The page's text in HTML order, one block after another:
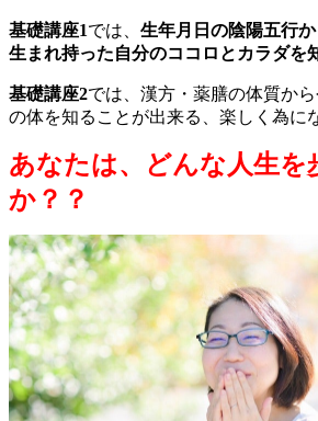
基礎講座1では、 生年月日の陰陽五行か
生まれ持った自分のココロとカラダを
基礎講座2では、漢方・薬膳の体質か
の体を知ることが出来る、楽しく為に
あなたは、どんな人生を
か？？